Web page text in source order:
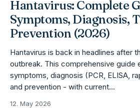
Hantavirus: Complete
Symptoms, Diagnosis,
Prevention (2026)
Hantavirus is back in headlines after
outbreak. This comprehensive guide
symptoms, diagnosis (PCR, ELISA,
and prevention - with current...
12. May 2026